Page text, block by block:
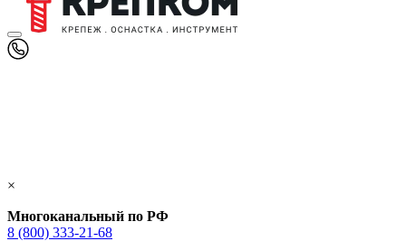
×
Многоканальный по РФ
8 (800) 333‑21-68